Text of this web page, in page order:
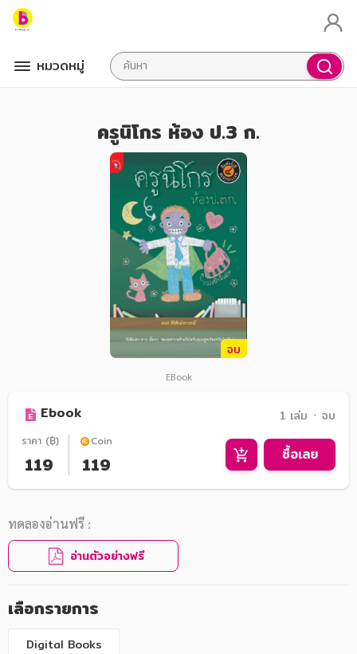
หมวดหมู่
ครูนิโกร ห้อง ป.3 ก.
จบ
EBook
Ebook 1 เล่ม ᛫ จบ
ราคา (฿)
119
Coin
119 ซื้อเลย
ทดลองอ่านฟรี :
อ่านตัวอย่างฟรี
เลือกรายการ
Digital Books